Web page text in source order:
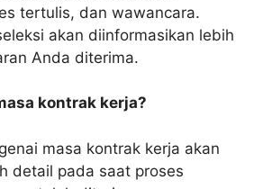
tertulis, dan wawancara.
akan diinformasikan lebih
Anda diterima.
kontrak kerja?
masa kontrak kerja akan
detail pada saat proses